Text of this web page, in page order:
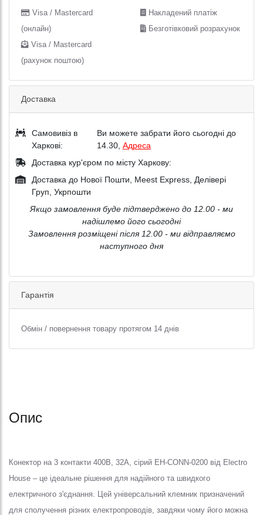
Visa / Mastercard
(онлайн)
Visa / Mastercard
(рахунок поштою)
Накладений платіж
Безготівковий розрахунок
Доставка
Самовивіз в
Харкові:
Ви можете забрати його сьогодні до
14.30, Адреса
Доставка кур'єром по місту Харкову:
Доставка до Нової Пошти, Meest Express, Делівері
Груп, Укрпошти
Якщо замовлення буде підтверджено до 12.00 - ми
надішлемо його сьогодні
Замовлення розміщені після 12.00 - ми відправляємо
наступного дня
Гарантія
Обмін / повернення товару протягом 14 днів
Опис
Конектор на 3 контакти 400В, 32A, сірий EH-CONN-0200 від Electro
House – це ідеальне рішення для надійного та швидкого
електричного з'єднання. Цей універсальний клемник призначений
для сполучення різних електропроводів, завдяки чому його можна